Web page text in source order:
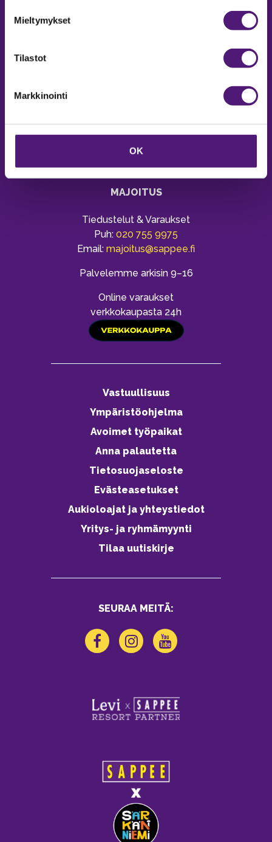
Mieltymykset
Tilastot
Markkinointi
OK
MAJOITUS
Tiedustelut & Varaukset
Puh: 020 755 9975
Email: majoitus@sappee.fi
Palvelemme arkisin 9–16
Online varaukset
verkkokaupasta 24h
Vastuullisuus
Ympäristöohjelma
Avoimet työpaikat
Anna palautetta
Tietosuojaseloste
Evästeasetukset
Aukioloajat ja yhteystiedot
Yritys- ja ryhmämyynti
Tilaa uutiskirje
SEURAA MEITÄ: